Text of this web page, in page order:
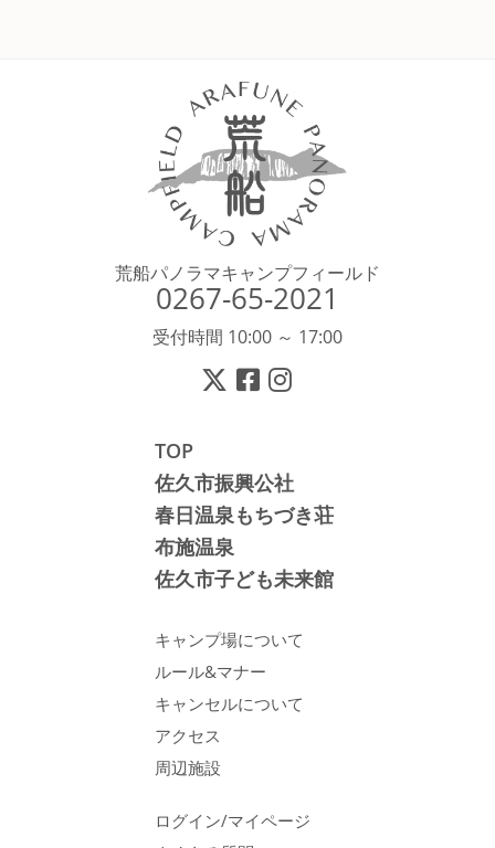
荒船パノラマキャンプフィールド
0267-65-2021
受付時間 10:00 ～ 17:00
TOP
佐久市振興公社
春日温泉もちづき荘
布施温泉
佐久市子ども未来館
キャンプ場について
ルール&マナー
キャンセルについて
アクセス
周辺施設
ログイン/マイページ